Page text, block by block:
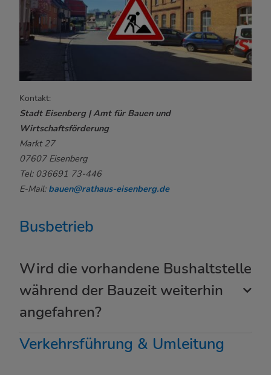
Kontakt:
Stadt Eisenberg | Amt für Bauen und
Wirtschaftsförderung
Markt 27
07607 Eisenberg
Tel: 036691 73-446
E-Mail: bauen@rathaus-eisenberg.de
Busbetrieb
Wird die vorhandene Bushaltstelle
während der Bauzeit weiterhin
angefahren?
Verkehrsführung & Umleitung